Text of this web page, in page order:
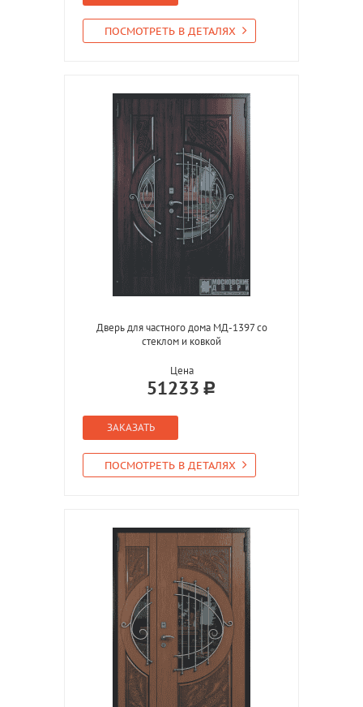
ПОСМОТРЕТЬ В ДЕТАЛЯХ
Дверь для частного дома МД-1397 со
стеклом и ковкой
Цена
51233
ЗАКАЗАТЬ
ПОСМОТРЕТЬ В ДЕТАЛЯХ